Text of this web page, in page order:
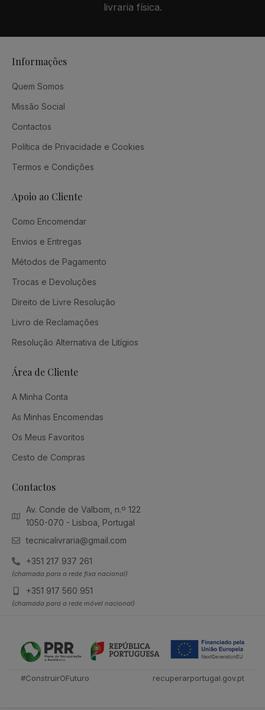
livraria física.
Informações
Quem Somos
Missão Social
Contactos
Política de Privacidade e Cookies
Termos e Condições
Apoio ao Cliente
Como Encomendar
Envios e Entregas
Métodos de Pagamento
Trocas e Devoluções
Direito de Livre Resolução
Livro de Reclamações
Resolução Alternativa de Litígios
Área de Cliente
A Minha Conta
As Minhas Encomendas
Os Meus Favoritos
Cesto de Compras
Contactos
Av. Conde de Valbom, n.º 122
1050-070 - Lisboa, Portugal
tecnicalivraria@gmail.com
+351 217 937 261
(chamada para a rede fixa nacional)
+351 917 560 951
(chamada para a rede móvel nacional)
#ConstruirOFuturo recuperarportugal.gov.pt